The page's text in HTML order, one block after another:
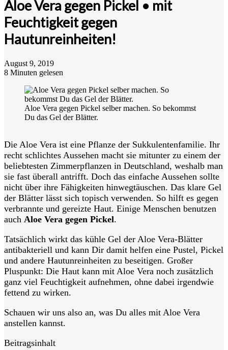
Aloe Vera gegen Pickel • mit
Feuchtigkeit gegen
Hautunreinheiten!
August 9, 2019
8 Minuten gelesen
Aloe Vera gegen Pickel selber machen. So bekommst
Du das Gel der Blätter.
Die Aloe Vera ist eine Pflanze der Sukkulentenfamilie. Ihr
recht schlichtes Aussehen macht sie mitunter zu einem der
beliebtesten Zimmerpflanzen in Deutschland, weshalb man
sie fast überall antrifft. Doch das einfache Aussehen sollte
nicht über ihre Fähigkeiten hinwegtäuschen. Das klare Gel
der Blätter lässt sich topisch verwenden. So hilft es gegen
verbrannte und gereizte Haut. Einige Menschen benutzen
auch Aloe Vera gegen Pickel.
Tatsächlich wirkt das kühle Gel der Aloe Vera-Blätter
antibakteriell und kann Dir damit helfen eine Pustel, Pickel
und andere Hautunreinheiten zu beseitigen. Großer
Pluspunkt: Die Haut kann mit Aloe Vera noch zusätzlich
ganz viel Feuchtigkeit aufnehmen, ohne dabei irgendwie
fettend zu wirken.
Schauen wir uns also an, was Du alles mit Aloe Vera
anstellen kannst.
Beitragsinhalt